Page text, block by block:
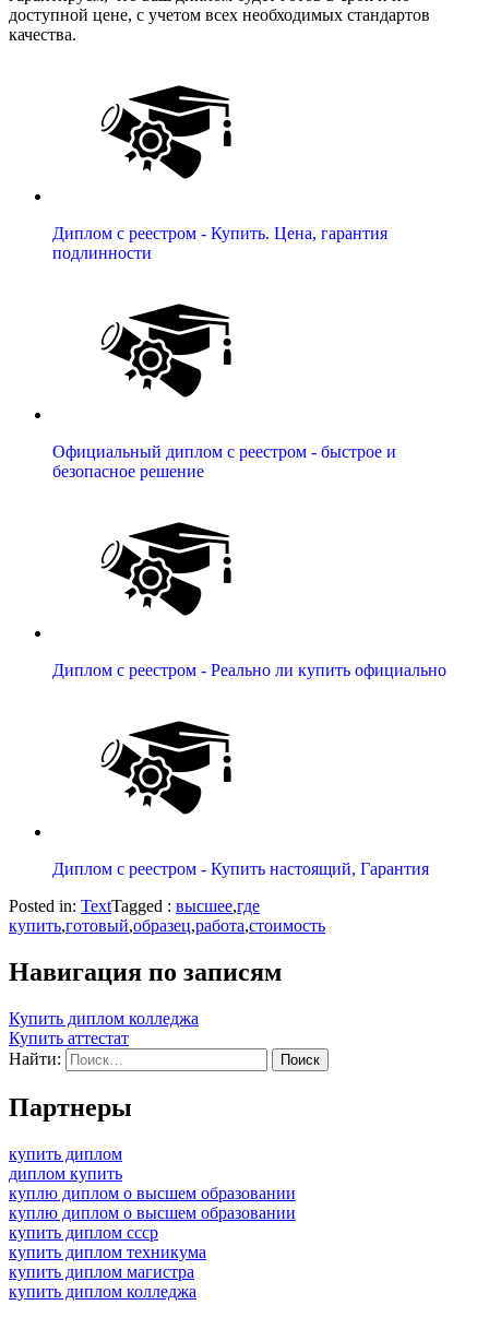
доступной цене, с учетом всех необходимых стандартов
качества.
Диплом с реестром - Купить. Цена, гарантия
подлинности
Официальный диплом с реестром - быстрое и
безопасное решение
Диплом с реестром - Реально ли купить официально
Диплом с реестром - Купить настоящий, Гарантия
Posted in: TextTagged : высшее,где
купить,готовый,образец,работа,стоимость
Навигация по записям
Купить диплом колледжа
Купить аттестат
Найти:
Партнеры
купить диплом
диплом купить
куплю диплом о высшем образовании
куплю диплом о высшем образовании
купить диплом ссср
купить диплом техникума
купить диплом магистра
купить диплом колледжа